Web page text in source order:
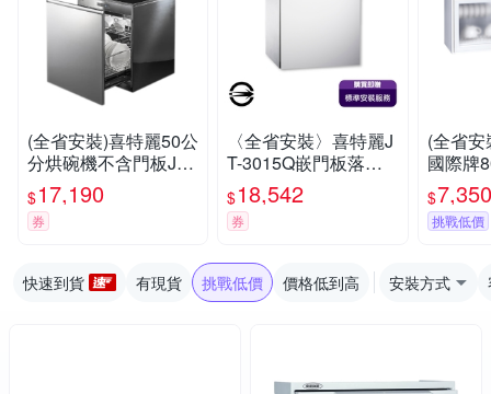
(全省安裝)喜特麗50公
分烘碗機不含門板JT-
3015Q ★送7-11商品
卡3800元
$17,190
券
〈全省安裝〉喜特麗J
T-3015Q嵌門板落地
式臭氧型烘碗機50cm
$18,542
券
(全省
國際牌
烘碗
81
$7,350
挑戰低價
快速到貨 有現貨 挑戰低價 價格低到高 安裝方式